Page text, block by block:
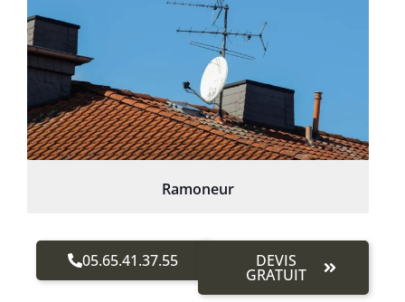
Ramoneur
05.65.41.37.55 DEVIS
GRATUIT